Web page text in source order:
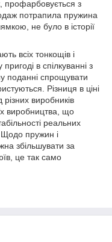
профарбовується з
потрапила пружина
не було в історії
всіх тонкощів і
в спілкуванні з
поданні спрощувати
Різниця в ціні
виробників
виробництва, що
реальних
Щодо пружин і
збільшувати за
це так само